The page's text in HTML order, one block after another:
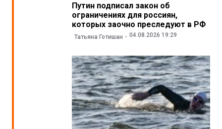
Путин подписал закон об
ограничениях для россиян,
которых заочно преследуют в РФ
Татьяна Готишан 04.08.2026 19:29